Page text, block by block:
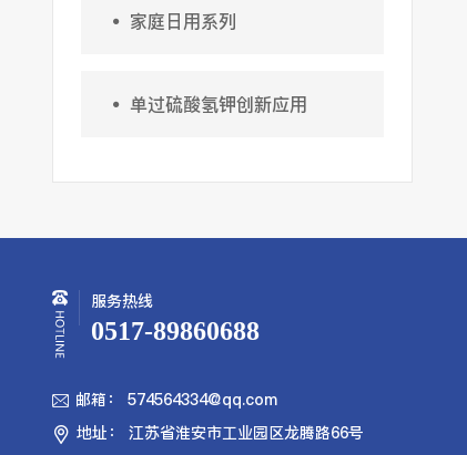
 家庭日用系列
 单过硫酸氢钾创新应用
服务热线
0517-89860688
 邮箱： 574564334@qq.com
 地址： 江苏省淮安市工业园区龙腾路66号